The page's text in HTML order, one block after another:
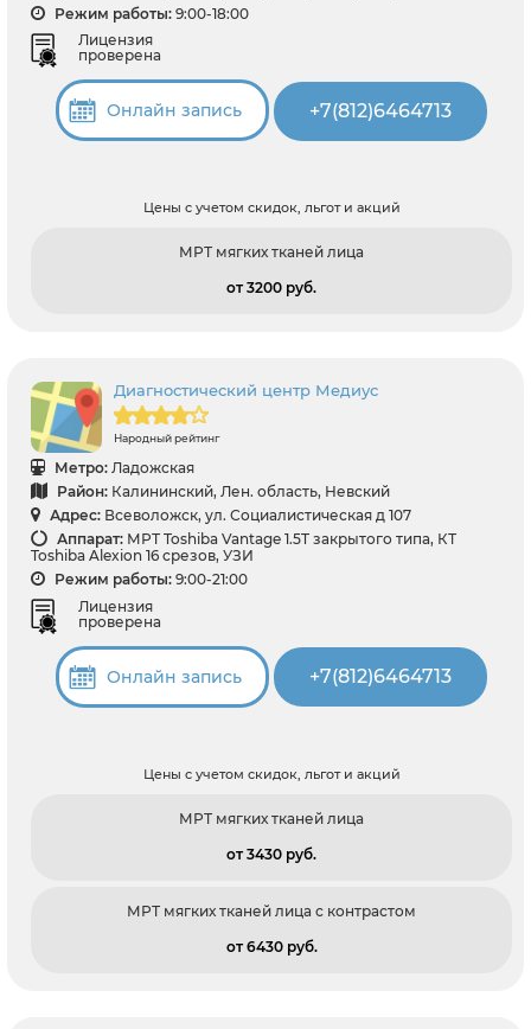
Режим работы: 9:00-18:00
Лицензия
проверена
Онлайн запись +7(812)6464713
Цены с учетом скидок, льгот и акций
МРТ мягких тканей лица
от 3200 pуб.
Диагностический центр Медиус
Народный рейтинг
Метро: Ладожская
Район: Калининский, Лен. область, Невский
Адрес: Всеволожск, ул. Социалистическая д 107
Аппарат: МРТ Toshiba Vantage 1.5T закрытого типа, КТ
Toshiba Alexion 16 срезов, УЗИ
Режим работы: 9:00-21:00
Лицензия
проверена
Онлайн запись +7(812)6464713
Цены с учетом скидок, льгот и акций
МРТ мягких тканей лица
от 3430 pуб.
МРТ мягких тканей лица с контрастом
от 6430 pуб.